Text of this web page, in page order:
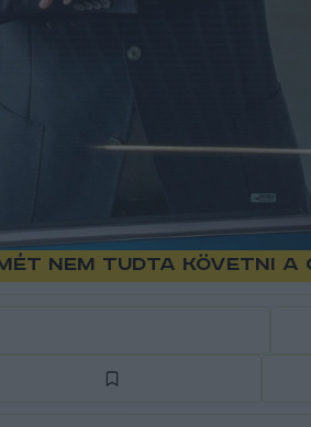
nem tudta követni